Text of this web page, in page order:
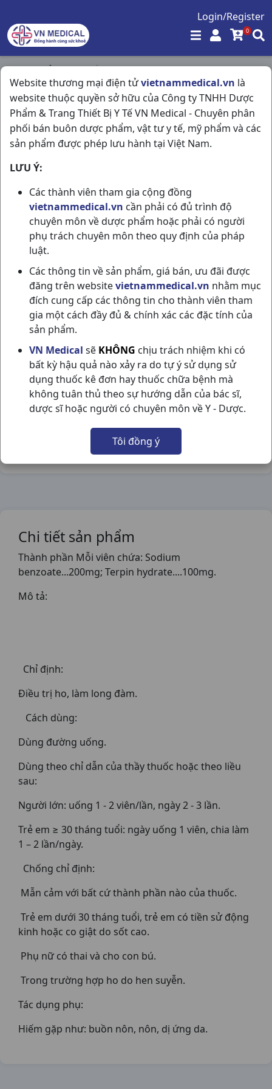
Login/Register
0
Website thương mại điện tửvietnammedical.vn là
website thuộc quyền sở hữu của Công ty TNHH Dược
Phẩm & Trang Thiết Bị Y Tế VN Medical - Chuyên phân
phối bán buôn dược phẩm, vật tư y tế, mỹ phẩm và các
sản phẩm được phép lưu hành tại Việt Nam.
LƯU Ý:
Các thành viên tham gia cộng đồng
vietnammedical.vn cần phải có đủ trình độ
chuyên môn về dược phẩm hoặc phải có người
phụ trách chuyên môn theo quy định của pháp
luật.
Các thông tin về sản phẩm, giá bán, ưu đãi được
đăng trên websitevietnammedical.vn nhằm mục
đích cung cấp các thông tin cho thành viên tham
gia một cách đầy đủ & chính xác các đặc tính của
sản phẩm.
VN Medical sẽ KHÔNG chịu trách nhiệm khi có
bất kỳ hậu quả nào xảy ra do tự ý sử dụng sử
dụng thuốc kê đơn hay thuốc chữa bệnh mà
không tuân thủ theo sự hướng dẫn của bác sĩ,
dược sĩ hoặc người có chuyên môn về Y - Dược.
Tôi đồng ý
Trang chủ / Hô Hấp / Ho Long đờm C400v TV.Pharm
HO LONG ĐỜM C400V TV.PHARM
NSX: TV.Pharm
Nhóm hàng:Hô Hấp,
Chia sẻ qua mạng xã hội:
Chi tiết sản phẩm
Thành phần Mỗi viên chứa: Sodium
benzoate...200mg; Terpin hydrate....100mg.
Mô tả:
Chỉ định:
Ðiều trị ho, làm long đàm.
Cách dùng:
Dùng đường uống.
Dùng theo chỉ dẫn của thầy thuốc hoặc theo liều
sau:
Người lớn: uống 1 - 2 viên/lần, ngày 2 - 3 lần.
Trẻ em ≥ 30 tháng tuổi: ngày uống 1 viên, chia làm
1 – 2 lần/ngày.
Chống chỉ định:
Mẫn cảm với bất cứ thành phần nào của thuốc.
Trẻ em dưới 30 tháng tuổi, trẻ em có tiền sử động
kinh hoặc co giật do sốt cao.
Phụ nữ có thai và cho con bú.
Trong trường hợp ho do hen suyễn.
Tác dụng phụ:
Hiếm gặp như: buồn nôn, nôn, dị ứng da.